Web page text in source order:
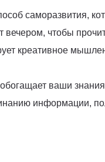
саморазвития,
чтобы
креативное
ваши
информации,